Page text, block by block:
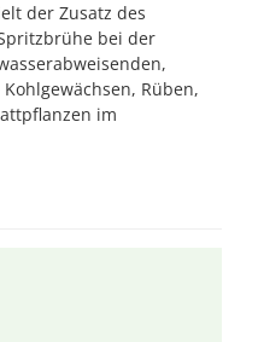
der Zusatz des
bei der
Rüben,
im